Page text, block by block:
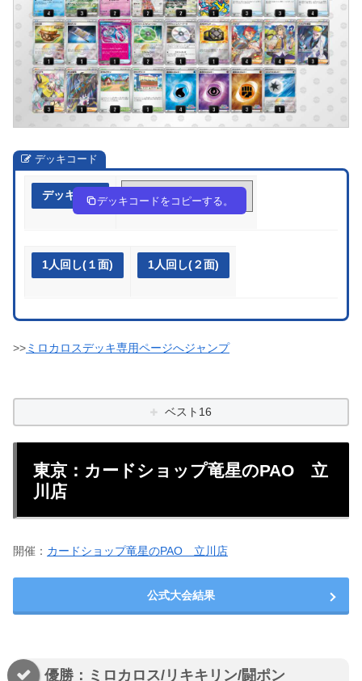
デッキコード
デッキ作成 LgN9nn-F3GZ2O-LLLQ9n
デッキコードをコピーする。
1人回し(１面) 1人回し(２面)
>>ミロカロスデッキ専用ページへジャンプ
ベスト16
東京：カードショップ竜星のPAO 立
川店
開催： カードショップ竜星のPAO 立川店
公式大会結果
優勝：ミロカロス/リキキリン/闘ポン